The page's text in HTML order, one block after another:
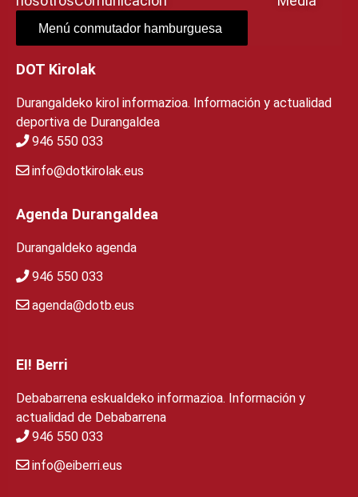
Menú conmutador hamburguesa
DOT Kirolak
Durangaldeko kirol informazioa. Información y actualidad
deportiva de Durangaldea
946 550 033
info@dotkirolak.eus
Agenda Durangaldea
Durangaldeko agenda
946 550 033
agenda@dotb.eus
EI! Berri
Debabarrena eskualdeko informazioa. Información y
actualidad de Debabarrena
946 550 033
info@eiberri.eus